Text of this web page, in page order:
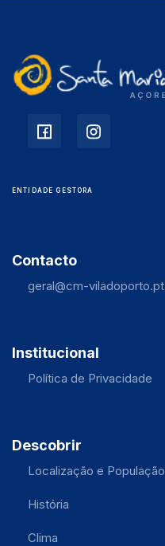
ENTIDADE GESTORA
Contacto
geral@cm-viladoporto.pt
Institucional
Política de Privacidade
Descobrir
Localização e População
História
Clima